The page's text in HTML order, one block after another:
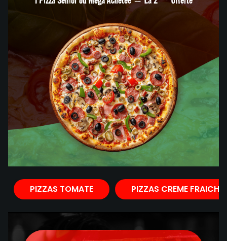
PIZZAS TOMATE PIZZAS CREME FRAICHE